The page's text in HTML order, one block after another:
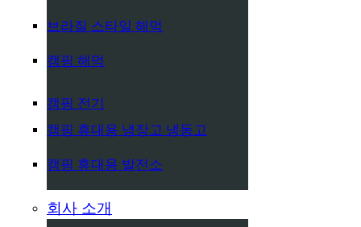
브라질 스타일 해먹
캠핑 해먹
캠핑 전기
캠핑 휴대용 냉장고 냉동고
캠핑 휴대용 발전소
회사 소개